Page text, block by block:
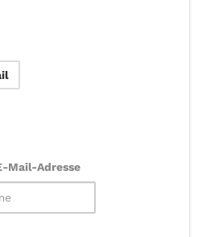
Mail-Adresse